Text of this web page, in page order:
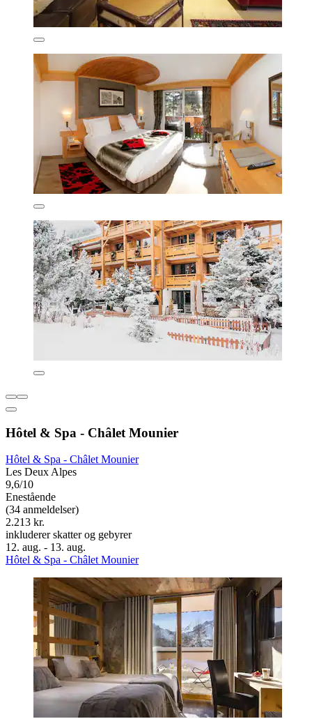
Hôtel & Spa - Châlet Mounier
Hôtel & Spa - Châlet Mounier
Les Deux Alpes
9,6/10
Enestående
(34 anmeldelser)
2.213 kr.
inkluderer skatter og gebyrer
12. aug. - 13. aug.
Hôtel & Spa - Châlet Mounier